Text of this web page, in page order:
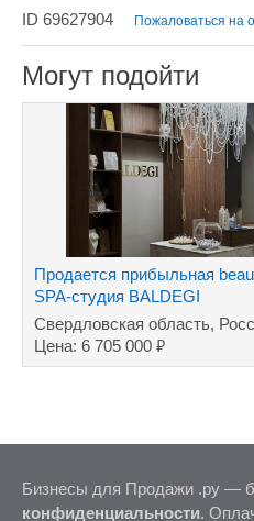
ID 69627904 Пожаловаться на
Могут подойти
Продается прибыльная
SPA-студия BALDEGI
Свердловская область,
Цена: 6 705 000 ₽
Бизнесы для Продажи .ру —
конфиденциальности.